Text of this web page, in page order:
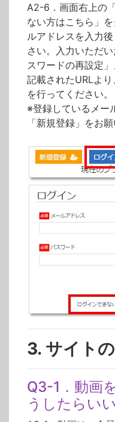
A2-6．画面右上の
ない方はこちら」
ルアドレスを入力
さい。入力いただ
スワードの再設定
記載されたURLよ
を行ってください。
※登録しているメー
「新規登録」をお願
3. サイト
Q3-1．動画
うしたらい